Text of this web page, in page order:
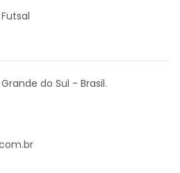
do Sul - Brasil.